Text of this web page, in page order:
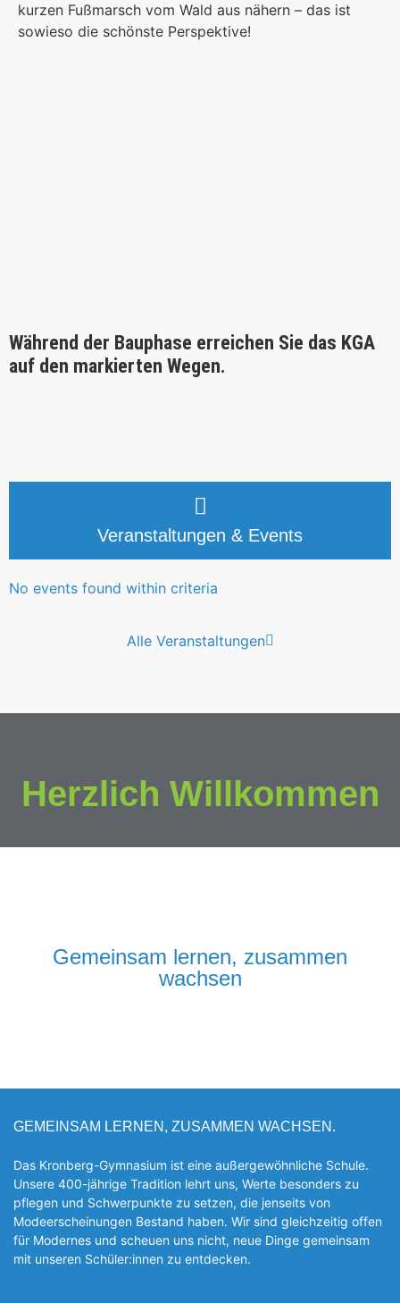
kurzen Fußmarsch vom Wald aus nähern – das ist
sowieso die schönste Perspektive!
Während der Bauphase erreichen Sie das KGA
auf den markierten Wegen.
Veranstaltungen & Events
No events found within criteria
Alle Veranstaltungen
Herzlich Willkommen
Gemeinsam lernen, zusammen
wachsen
GEMEINSAM LERNEN, ZUSAMMEN WACHSEN.
Das Kronberg-Gymnasium ist eine außergewöhnliche Schule.
Unsere 400-jährige Tradition lehrt uns, Werte besonders zu
pflegen und Schwerpunkte zu setzen, die jen­seits von
Modeerscheinungen Be­stand haben. Wir sind gleichzeitig offen
für Modernes und scheuen uns nicht, neue Dinge gemeinsam
mit unseren Schüler:innen zu entde­cken.